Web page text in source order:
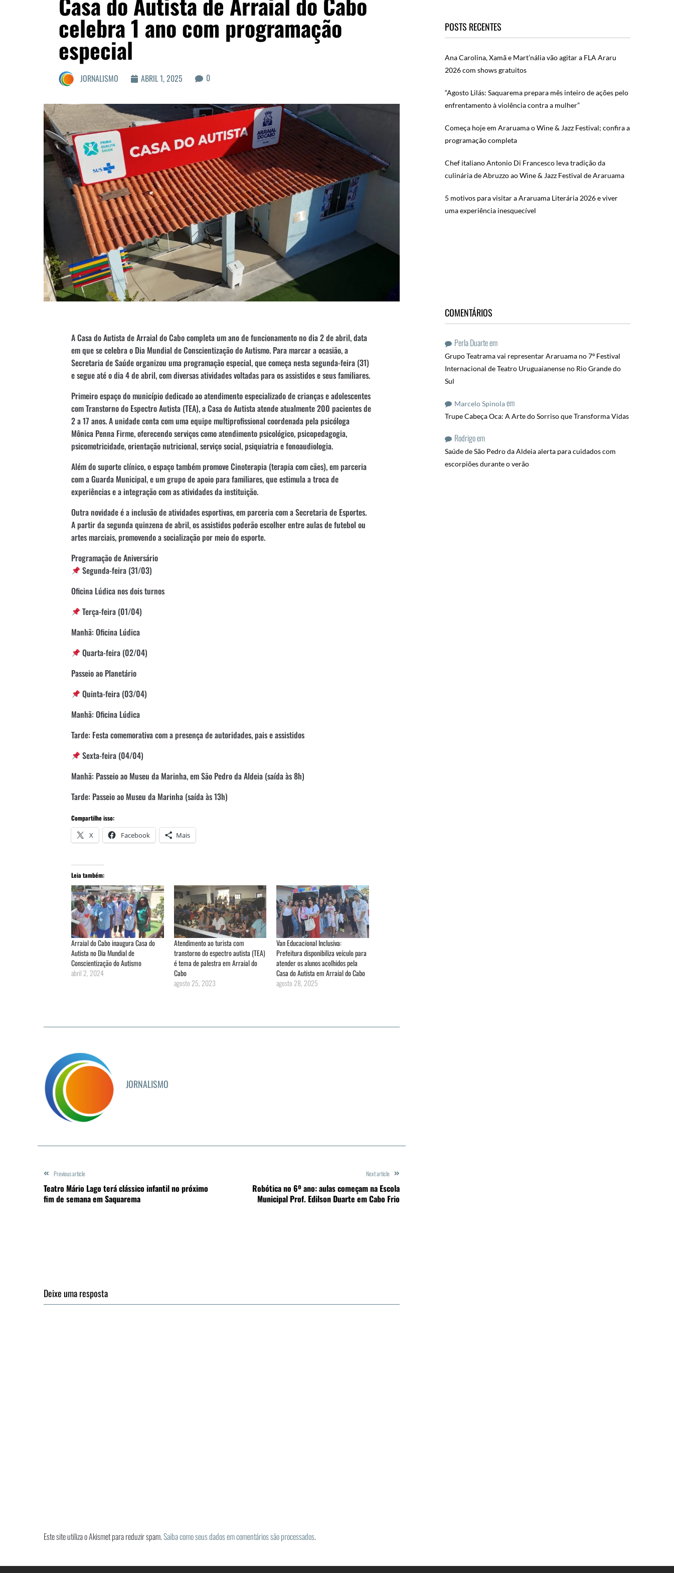
celebra 1 ano com programação
especial
JORNALISMO ABRIL 1, 2025 0
A Casa do Autista de Arraial do Cabo completa um ano de funcionamento no dia 2 de abril, data
em que se celebra o Dia Mundial de Conscientização do Autismo. Para marcar a ocasião, a
Secretaria de Saúde organizou uma programação especial, que começa nesta segunda-feira (31)
e segue até o dia 4 de abril, com diversas atividades voltadas para os assistidos e seus familiares.
Primeiro espaço do município dedicado ao atendimento especializado de crianças e adolescentes
com Transtorno do Espectro Autista (TEA), a Casa do Autista atende atualmente 200 pacientes de
2 a 17 anos. A unidade conta com uma equipe multiprofissional coordenada pela psicóloga
Mônica Penna Firme, oferecendo serviços como atendimento psicológico, psicopedagogia,
psicomotricidade, orientação nutricional, serviço social, psiquiatria e fonoaudiologia.
Além do suporte clínico, o espaço também promove Cinoterapia (terapia com cães), em parceria
com a Guarda Municipal, e um grupo de apoio para familiares, que estimula a troca de
experiências e a integração com as atividades da instituição.
Outra novidade é a inclusão de atividades esportivas, em parceria com a Secretaria de Esportes.
A partir da segunda quinzena de abril, os assistidos poderão escolher entre aulas de futebol ou
artes marciais, promovendo a socialização por meio do esporte.
Programação de Aniversário
Segunda-feira (31/03)
Oficina Lúdica nos dois turnos
Terça-feira (01/04)
Manhã: Oficina Lúdica
Quarta-feira (02/04)
Passeio ao Planetário
Quinta-feira (03/04)
Manhã: Oficina Lúdica
Tarde: Festa comemorativa com a presença de autoridades, pais e assistidos
Sexta-feira (04/04)
Manhã: Passeio ao Museu da Marinha, em São Pedro da Aldeia (saída às 8h)
Tarde: Passeio ao Museu da Marinha (saída às 13h)
Compartilhe isso:
X Facebook Mais
Leia também:
Arraial do Cabo inaugura Casa do
Autista no Dia Mundial de
Conscientização do Autismo
abril 2, 2024
Atendimento ao turista com
transtorno do espectro autista (TEA)
é tema de palestra em Arraial do
Cabo
agosto 25, 2023
Van Educacional Inclusiva:
Prefeitura disponibiliza veículo para
atender os alunos acolhidos pela
Casa do Autista em Arraial do Cabo
agosto 28, 2025
JORNALISMO
Previous article
Teatro Mário Lago terá clássico infantil no próximo
fim de semana em Saquarema
Next article
Robótica no 6º ano: aulas começam na Escola
Municipal Prof. Edilson Duarte em Cabo Frio
Deixe uma resposta
Este site utiliza o Akismet para reduzir spam.Saiba como seus dados em comentários são processados.
POSTS RECENTES
Ana Carolina, Xamã e Mart’nália vão agitar a FLA Araru
2026 com shows gratuitos
“Agosto Lilás: Saquarema prepara mês inteiro de ações pelo
enfrentamento à violência contra a mulher”
Começa hoje em Araruama o Wine & Jazz Festival; confira a
programação completa
Chef italiano Antonio Di Francesco leva tradição da
culinária de Abruzzo ao Wine & Jazz Festival de Araruama
5 motivos para visitar a Araruama Literária 2026 e viver
uma experiência inesquecível
COMENTÁRIOS
Perla Duarteem
Grupo Teatrama vai representar Araruama no 7º Festival
Internacional de Teatro Uruguaianense no Rio Grande do
Sul
Marcelo Spinolaem
Trupe Cabeça Oca: A Arte do Sorriso que Transforma Vidas
Rodrigoem
Saúde de São Pedro da Aldeia alerta para cuidados com
escorpiões durante o verão